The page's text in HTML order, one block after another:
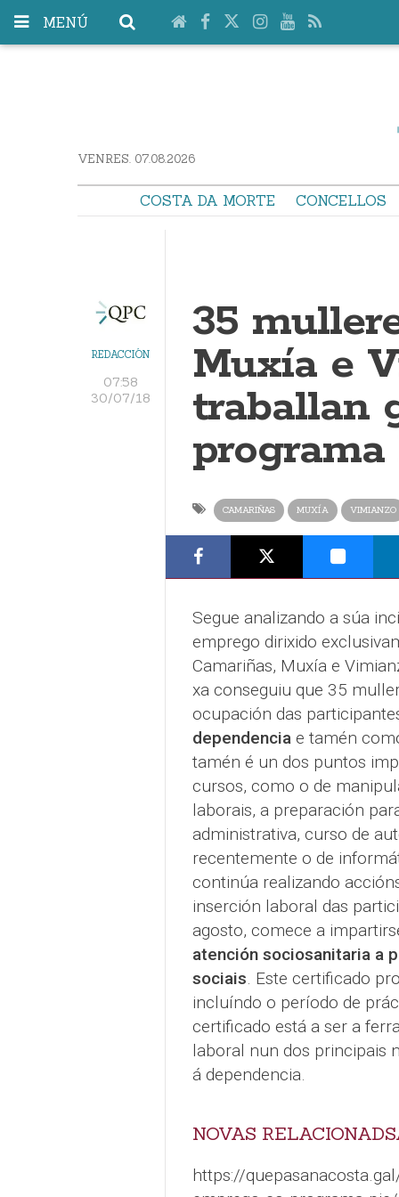
MENÚ
VENRES. 07.08.2026
COSTA DA MORTE CONCELLOS
REDACCIÓN
07:58
30/07/18
35
Muxía e
traballan
programa
CAMARIÑAS MUXÍA VIMIANZO
Segue analizando a súa
emprego dirixido
Camariñas, Muxía e
xa conseguiu que 35
ocupación das
dependenciae tamén
tamén é un dos puntos
cursos, como o de
laborais, a preparación
administrativa, curso de
recentemente o de
continúa realizando
inserción laboral das
agosto, comece a
atención sociosanitaria a
sociais. Este certificado
incluíndo o período de
certificado está a ser a
laboral nun dos principais
á dependencia.
NOVAS
https://